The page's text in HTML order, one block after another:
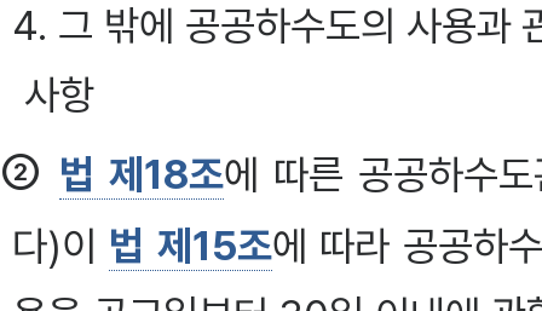
4. 그 밖에 공공하수도의 사용과
사항
② 법 제18조에 따른 공공하수
다)이 법 제15조에 따라 공공하